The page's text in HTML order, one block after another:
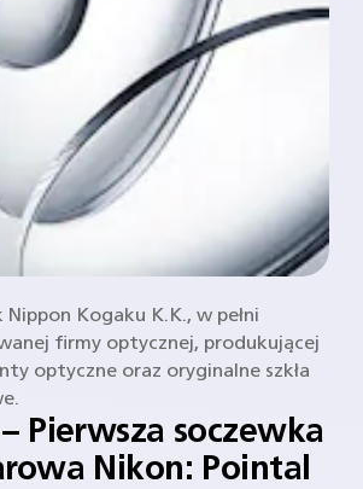
Nippon Kogaku K.K., w pełni
firmy optycznej, produkującej
optyczne oraz oryginalne szkła
Pierwsza soczewka
Nikon: Pointal